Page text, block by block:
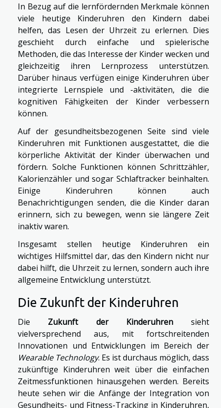
In Bezug auf die lernfördernden Merkmale können
viele heutige Kinderuhren den Kindern dabei
helfen, das Lesen der Uhrzeit zu erlernen. Dies
geschieht durch einfache und spielerische
Methoden, die das Interesse der Kinder wecken und
gleichzeitig ihren Lernprozess unterstützen.
Darüber hinaus verfügen einige Kinderuhren über
integrierte Lernspiele und -aktivitäten, die die
kognitiven Fähigkeiten der Kinder verbessern
können.
Auf der gesundheitsbezogenen Seite sind viele
Kinderuhren mit Funktionen ausgestattet, die die
körperliche Aktivität der Kinder überwachen und
fördern. Solche Funktionen können Schrittzähler,
Kalorienzähler und sogar Schlaftracker beinhalten.
Einige Kinderuhren können auch
Benachrichtigungen senden, die die Kinder daran
erinnern, sich zu bewegen, wenn sie längere Zeit
inaktiv waren.
Insgesamt stellen heutige Kinderuhren ein
wichtiges Hilfsmittel dar, das den Kindern nicht nur
dabei hilft, die Uhrzeit zu lernen, sondern auch ihre
allgemeine Entwicklung unterstützt.
Die Zukunft der Kinderuhren
Die Zukunft der Kinderuhrensieht
vielversprechend aus, mit fortschreitenden
Innovationen und Entwicklungen im Bereich der
Wearable Technology. Es ist durchaus möglich, dass
zukünftige Kinderuhren weit über die einfachen
Zeitmessfunktionen hinausgehen werden. Bereits
heute sehen wir die Anfänge der Integration von
Gesundheits- und Fitness-Tracking in Kinderuhren,